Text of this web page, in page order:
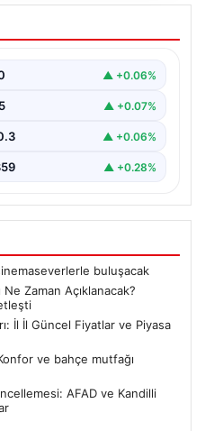
Ne
Ekonomistlerin
tarafından açıklanacak
▲ +0.06%
▲ +0.07%
▲ +0.06%
▲ +0.28%
buluşacak
Ne Zaman Açıklanacak?
İl İl Güncel Fiyatlar ve Piyasa
ve bahçe mutfağı
AFAD ve Kandilli